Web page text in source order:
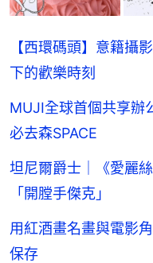
【西環碼頭】意籍
下的歡樂時刻
MUJI全球首個共享辦
必去森SPACE
坦尼爾爵士｜《愛麗
「開膛手傑克」
用紅酒畫名畫與電影
保存